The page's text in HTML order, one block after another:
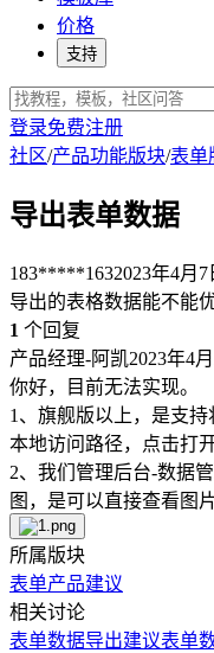
价格
支持
登录免费注册
社区/产品功能版块/表单
导出表单数据
183*****1632023年4月7
导出的表格数据能不能
1 个回复
产品经理-阿凯2023年4
你好，目前无法实现。
1、旗舰版以上，是支
本地访问路径，点击打
2、我们管理后台-数据
图，是可以直接查看图
所属版块
表单产品建议
相关讨论
表单数据导出建议表单